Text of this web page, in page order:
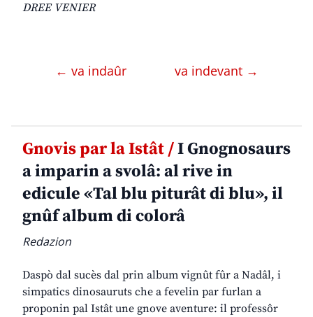
DREE VENIER
← va indaûr va indevant →
Gnovis par la Istât /I Gnognosaurs
a imparin a svolâ: al rive in
edicule «Tal blu piturât di blu», il
gnûf album di colorâ
Redazion
Daspò dal sucès dal prin album vignût fûr a Nadâl, i
simpatics dinosauruts che a fevelin par furlan a
proponin pal Istât une gnove aventure: il professôr